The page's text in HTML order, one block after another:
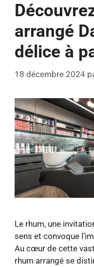
arrangé
délice à
18 décembre 2024
Le rhum, une
sens et convoque
Au cœur de cette
rhum arrangé se